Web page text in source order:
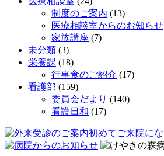
制度のご案内 (13)
医療相談室からのお知らせ
家族講座 (7)
未分類 (3)
栄養課 (18)
行事食のご紹介 (17)
看護部 (159)
委員会だより (140)
看護日和 (17)